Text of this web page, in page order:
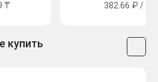
₸ 382.66 ₽ /
купить